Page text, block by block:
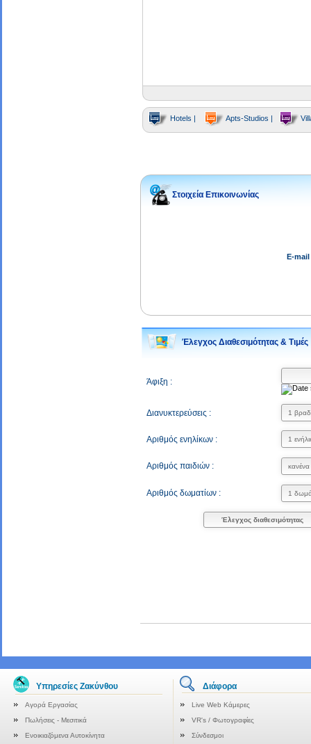
Hotels | Apts-Studios |
Στοιχεία Επικοινωνίας
E-mail
Έλεγχος Διαθεσιμότητας & Τιμές
Άφιξη :
Διανυκτερεύσεις :
Αριθμός ενηλίκων :
Αριθμός παιδιών :
Αριθμός δωματίων :
Έλεγχος διαθεσιμότητας
Υπηρεσίες Ζακύνθου Διάφορα
Αγορά Εργασίας
Live Web Κάμερες
Πωλήσεις - Μεσιτικά
VR's / Φωτογραφίες
Ενοικιαζόμενα Αυτοκίνητα
Σύνδεσμοι